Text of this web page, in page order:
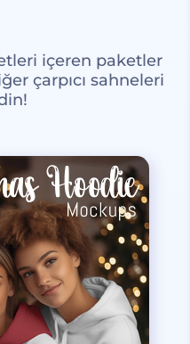
içeren paketler
çarpıcı sahneleri